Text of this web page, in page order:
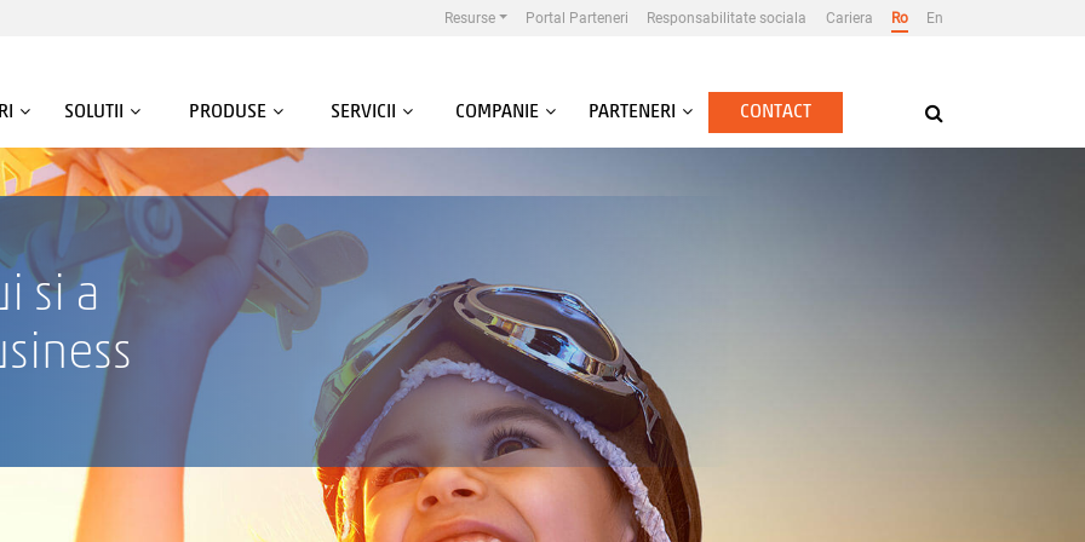
Resurse Portal Parteneri Responsabilitate sociala Cariera Ro En
SOLUTII PRODUSE SERVICII COMPANIE PARTENERI CONTACT
si a